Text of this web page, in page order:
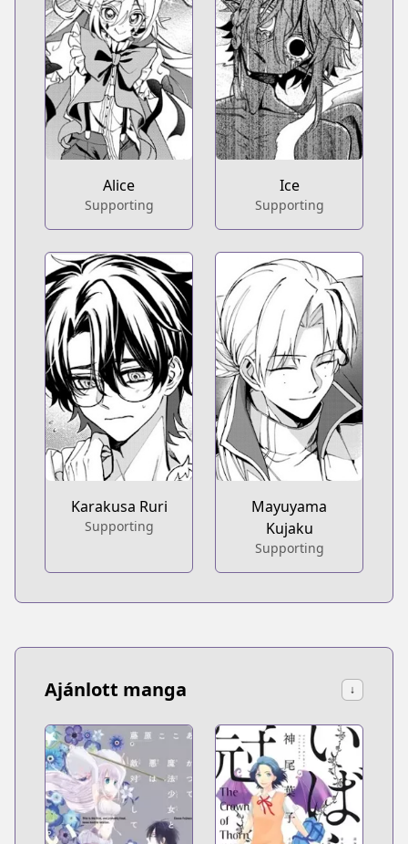
Alice
Supporting
Ice
Supporting
Karakusa Ruri
Supporting
Mayuyama
Kujaku
Supporting
Ajánlott manga ↓